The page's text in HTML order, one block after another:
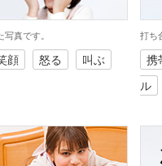
真です。
顔 怒る
叫ぶ
打ち
携
ル